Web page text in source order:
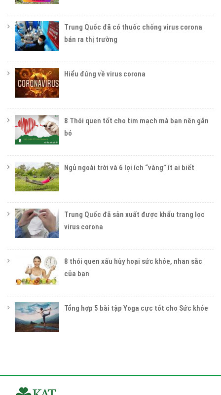
Trung Quốc đã có thuốc chống virus corona
bán ra thị trường
Hiểu đúng về virus corona
8 Thói quen tốt cho tim mạch mà bạn nên gắn
bó
Ngủ ngoài trời và 6 lợi ích “vàng” ít ai biết
Trung Quốc đã sản xuất được khẩu trang lọc
virus corona
8 thói quen xấu hủy hoại sức khỏe, nhan sắc
của bạn
Tổng hợp 5 bài tập Yoga cực tốt cho Sức khỏe